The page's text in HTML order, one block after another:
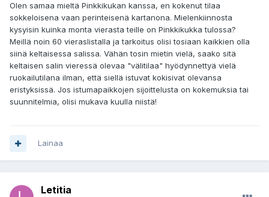
Olen samaa mieltä Pinkkikukan kanssa, en kokenut tilaa
sokkeloisena vaan perinteisenä kartanona. Mielenkiinnosta
kysyisin kuinka monta vierasta teille on Pinkkikukka tulossa?
Meillä noin 60 vieraslistalla ja tarkoitus olisi tosiaan kaikkien olla
siinä keltaisessa salissa. Vähän tosin mietin vielä, saako sitä
keltaisen salin vieressä olevaa "välitilaa" hyödynnettyä vielä
ruokailutilana ilman, että siellä istuvat kokisivat olevansa
eristyksissä. Jos istumapaikkojen sijoittelusta on kokemuksia tai
suunnitelmia, olisi mukava kuulla niistä!
Lainaa
Letitia